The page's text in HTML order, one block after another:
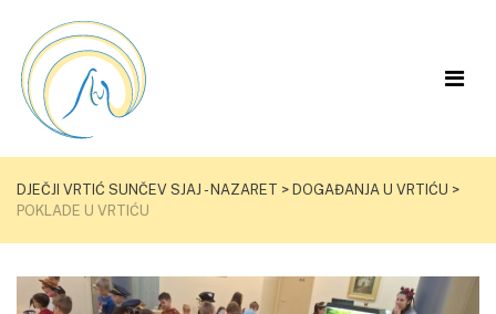
DJEČJI VRTIĆ SUNČEV SJAJ - NAZARET > DOGAĐANJA U VRTIĆU >
POKLADE U VRTIĆU